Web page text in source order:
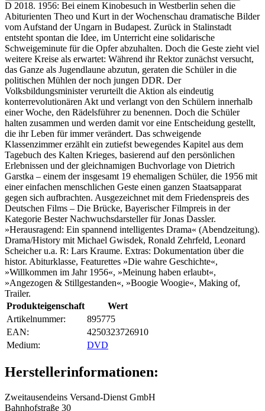
D 2018. 1956: Bei einem Kinobesuch in Westberlin sehen die
Abiturienten Theo und Kurt in der Wochenschau dramatische Bilder
vom Aufstand der Ungarn in Budapest. Zurück in Stalinstadt
entsteht spontan die Idee, im Unterricht eine solidarische
Schweigeminute für die Opfer abzuhalten. Doch die Geste zieht viel
weitere Kreise als erwartet: Während ihr Rektor zunächst versucht,
das Ganze als Jugendlaune abzutun, geraten die Schüler in die
politischen Mühlen der noch jungen DDR. Der
Volksbildungsminister verurteilt die Aktion als eindeutig
konterrevolutionären Akt und verlangt von den Schülern innerhalb
einer Woche, den Rädelsführer zu benennen. Doch die Schüler
halten zusammen und werden damit vor eine Entscheidung gestellt,
die ihr Leben für immer verändert. Das schweigende
Klassenzimmer erzählt ein zutiefst bewegendes Kapitel aus dem
Tagebuch des Kalten Krieges, basierend auf den persönlichen
Erlebnissen und der gleichnamigen Buchvorlage von Dietrich
Garstka – einem der insgesamt 19 ehemaligen Schüler, die 1956 mit
einer einfachen menschlichen Geste einen ganzen Staatsapparat
gegen sich aufbrachten. Ausgezeichnet mit dem Friedenspreis des
Deutschen Films – Die Brücke, Bayerischer Filmpreis in der
Kategorie Bester Nachwuchsdarsteller für Jonas Dassler.
»Herausragend: Ein spannend intelligentes Drama« (Abendzeitung).
Drama/History mit Michael Gwisdek, Ronald Zehrfeld, Leonard
Scheicher u.a. R: Lars Kraume. Extras: Dokumentation über die
histor. Abiturklasse, Featurettes »Die wahre Geschichte«,
»Willkommen im Jahr 1956«, »Meinung haben erlaubt«,
»Angezogen & Stillgestanden«, »Boogie Woogie«, Making of,
Trailer.
Produkteigenschaft
Wert
Artikelnummer:
895775
EAN:
4250323726910
Medium‍:
DVD
Herstellerinformationen:
Zweitausendeins Versand-Dienst GmbH
Bahnhofstraße 30